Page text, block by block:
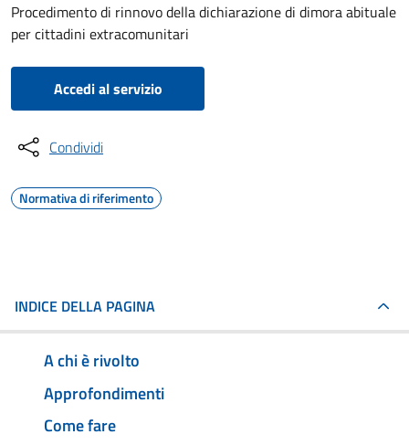
Procedimento di rinnovo della dichiarazione di dimora abituale
per cittadini extracomunitari
Accedi al servizio
Condividi
Normativa di riferimento
INDICE DELLA PAGINA
A chi è rivolto
Approfondimenti
Come fare